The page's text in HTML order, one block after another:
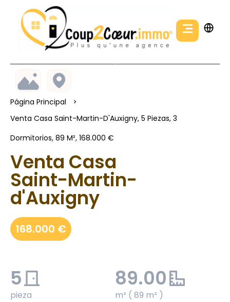
Página Principal
Venta Casa Saint-Martin-D'Auxigny, 5 Piezas, 3
Dormitorios, 89 M², 168.000 €
Venta Casa
Saint-Martin-
d'Auxigny
168.000 €
5
pieza
89.00
m² ( 89 m² )